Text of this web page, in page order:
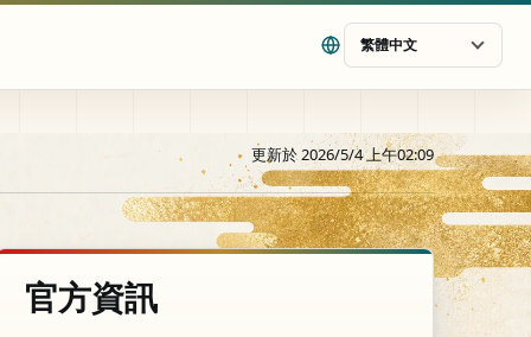
繁體中文
更新於 2026/5/4 上午02:09
官方資訊